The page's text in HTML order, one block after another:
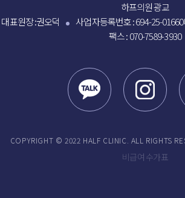
하프의원 광교
대표원장 :권오덕
사업자등록번호 : 694-25-01660
팩스 : 070-7589-3930
COPYRIGHT © 2022 HALF CLINIC. ALL RIGHTS
비급여 수가표